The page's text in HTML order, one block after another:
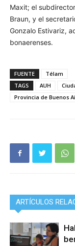
Maxit; el
Braun, y el
Gonzalo Estivariz,
bonaerenses.
FUENTE
Télam
TAGS
AUH
Provincia de Buenos
ARTÍCULOS